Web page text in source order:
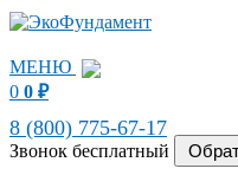
МЕНЮ
0 0 ₽
8 (800) 775-67-17
Звонок бесплатный